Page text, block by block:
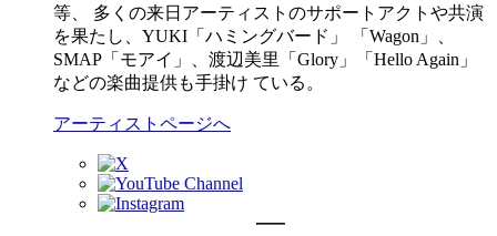
等、 多くの来日アーティストのサポートアクトや共演
を果たし、YUKI「ハミングバード」 「Wagon」、
SMAP「モアイ」、渡辺美里「Glory」「Hello Again」
などの楽曲提供も手掛け ている。
アーティストページへ